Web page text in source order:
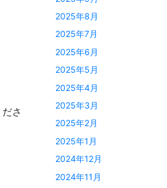
さ
2025年8月
2025年7月
2025年6月
2025年5月
2025年4月
2025年3月
2025年2月
2025年1月
2024年12月
2024年11月